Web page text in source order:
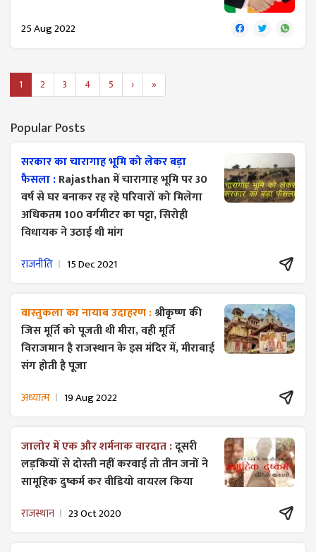
25 Aug 2022
1 2 3 4 5 › »
Popular Posts
सरकार का चारागाह भूमि को लेकर बड़ा
फैसला :Rajasthan में चारागाह भूमि पर 30
वर्ष से घर बनाकर रह रहे परिवारों को मिलेगा
अधिकतम 100 वर्गमीटर का पट्टा, सिरोही
विधायक ने उठाई थी मांग
राजनीति 15 Dec 2021
वास्तुकला का नायाब उदाहरण :श्रीकृष्ण की
जिस मूर्ति को पूजती थी मीरा, वही मूर्ति
विराजमान है राजस्थान के इस मंदिर में, मीराबाई
संग होती है पूजा
अध्यात्म 19 Aug 2022
जालोर में एक और शर्मनाक वारदात :दूसरी
लड़कियों से दोस्ती नहीं करवाई तो तीन जनों ने
सामूहिक दुष्कर्म कर वीडियो वायरल किया
राजस्थान 23 Oct 2020